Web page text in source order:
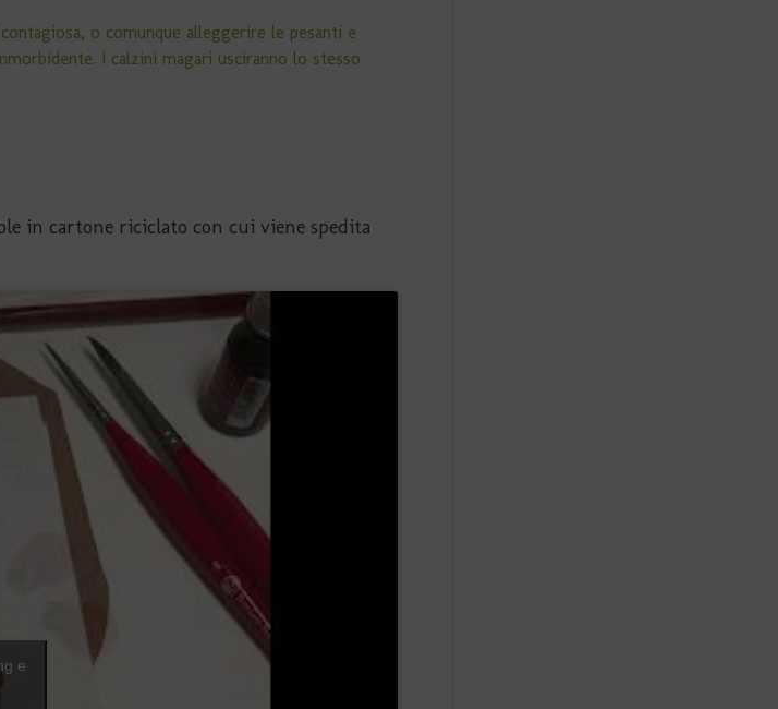
o comunque alleggerire le pesanti e
I calzini magari usciranno lo stesso
in cartone riciclato con cui viene spedita
e